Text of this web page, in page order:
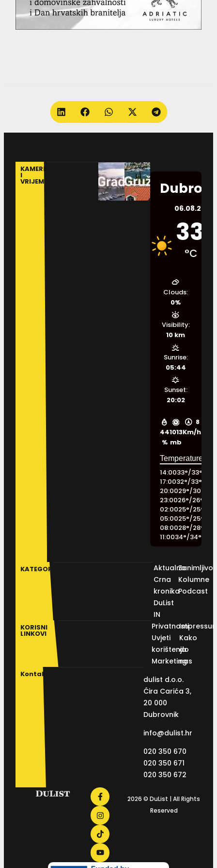
KAMERE
I
VRIJEME
06.08.2026.
33
°C
44
%
1013
mb
8
Km/h
Clouds:
0%
Visibility:
10 km
Sunrise:
05:44
Sunset:
20:02
14:0033°/33°
17:0032°/33°
20:0029°/30
23:0026°/26°
02:0025°/25°
05:0025°/25°
08:0028°/28°
11:0034°/34°
KATEGORIJE
Aktualno
Crna
kronika
DuList
IN
Kolumne
Podcast
KORISNI
LINKOVI
Privatnosti
Uvjeti
korištenja
Marketing
Kako
do
nas
Kontakt
dulist d.o.o.
Ćira Carića 3,
20 000
Dubrovnik
info@dulist.hr
020 350 670
020 350 671
020 350 672
2026 © DuList | All Rights
Reserved